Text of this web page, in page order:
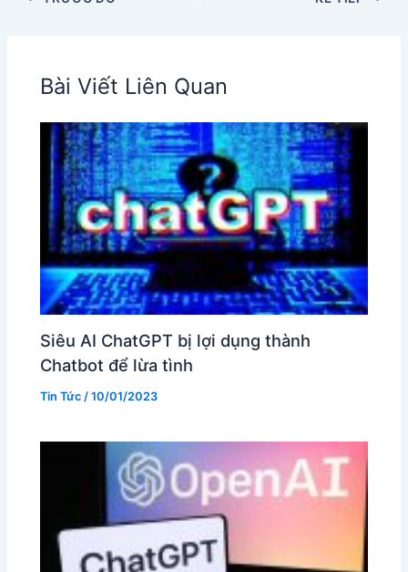
Bài Viết Liên Quan
Siêu AI ChatGPT bị lợi dụng thành
Chatbot để lừa tình
Tin Tức /10/01/2023